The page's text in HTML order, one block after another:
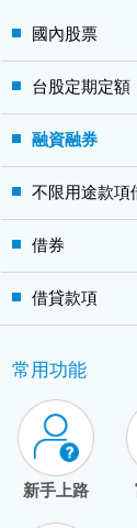
國內股票
台股定期定額
融資融券
不限用途款項
借券
借貸款項
常用功能
新手上路